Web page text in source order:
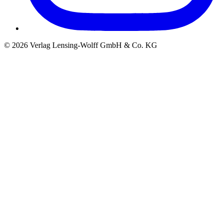
© 2026 Verlag Lensing-Wolff GmbH & Co. KG